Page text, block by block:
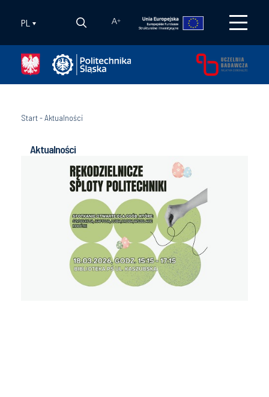
PL A+
Start-Aktualności
Aktualności